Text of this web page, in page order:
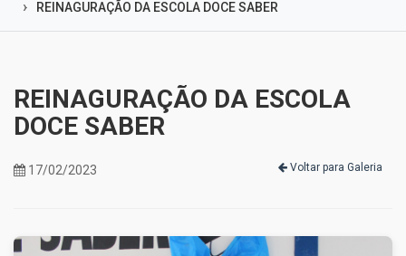
REINAGURAÇÃO DA ESCOLA DOCE SABER
REINAGURAÇÃO DA ESCOLA
DOCE SABER
17/02/2023 Voltar para Galeria